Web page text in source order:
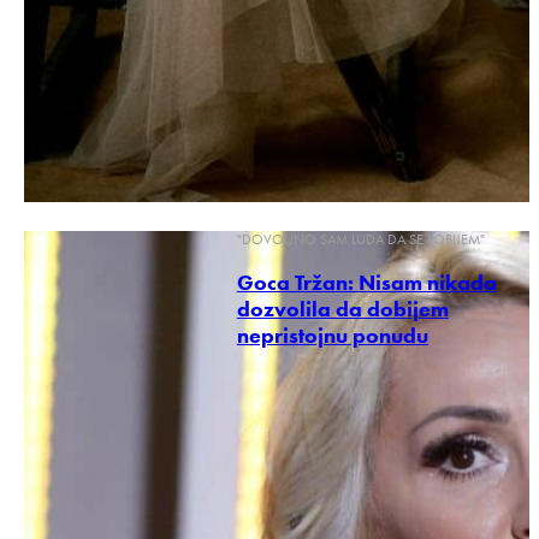
"DOVOLJNO SAM LUDA DA SE POBIJEM"
Goca Tržan: Nisam nikada
dozvolila da dobijem
nepristojnu ponudu